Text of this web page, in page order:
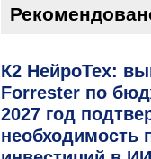
К2 НейроТех:
Forrester по
2027 год
необходимость